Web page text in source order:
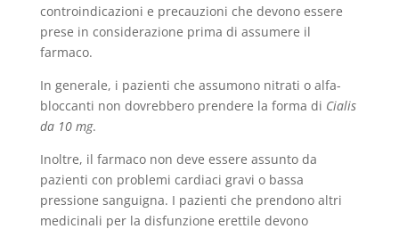
controindicazioni e precauzioni che devono essere
prese in considerazione prima di assumere il
farmaco.
In generale, i pazienti che assumono nitrati o alfa-
bloccanti non dovrebbero prendere la forma di Cialis
da 10 mg.
Inoltre, il farmaco non deve essere assunto da
pazienti con problemi cardiaci gravi o bassa
pressione sanguigna. I pazienti che prendono altri
medicinali per la disfunzione erettile devono